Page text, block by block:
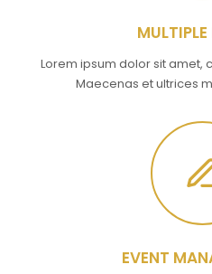
Lorem ipsum dolor sit amet,
Maecenas et ultrices
EVENT